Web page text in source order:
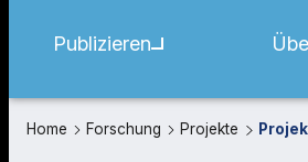
Publizieren
Home Forschung Projekte